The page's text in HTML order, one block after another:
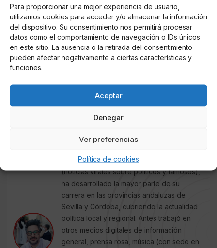
Para proporcionar una mejor experiencia de usuario,
utilizamos cookies para acceder y/o almacenar la información
del dispositivo. Su consentimiento nos permitirá procesar
datos como el comportamiento de navegación o IDs únicos
en este sitio. La ausencia o la retirada del consentimiento
pueden afectar negativamente a ciertas características y
funciones.
Aceptar
Denegar
Ver preferencias
Política de cookies
La diputada ultra, que a sus 42 años está divorciada y
tiene un hijo,
Diego
, nacido en diciembre de 2019,
nunca participó en los negocios de su padre, ni
tampoco en los de su madre, que regenta en la
actualidad una empresa inmobiliaria enAlicante
fundada en 1996.
Redactor de COLUMNA CERO
Sucesos, Obituarios y Redes Sociales
(noticias virales sobre políticos y famosos),
ha desarrollado la mayor parte de su
carrera en las provincias andaluzas de
Sevilla y Córdoba, cubriendo la actualidad
política local y regional. Antes trabajó en
otros medios digitales de información
general, prensa rosa, música (con sede en